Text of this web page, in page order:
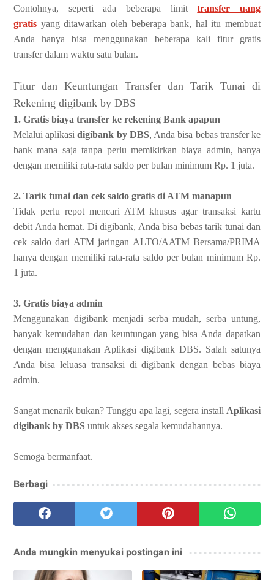
Contohnya, seperti ada beberapa limittransfer uang
gratis yang ditawarkan oleh beberapa bank, hal itu membuat
Anda hanya bisa menggunakan beberapa kali fitur gratis
transfer dalam waktu satu bulan.
Fitur dan Keuntungan Transfer dan Tarik Tunai di
Rekening digibank by DBS
1. Gratis biaya transfer ke rekening Bank apapun
Melalui aplikasidigibank by DBS, Anda bisa bebas transfer ke
bank mana saja tanpa perlu memikirkan biaya admin, hanya
dengan memiliki rata-rata saldo per bulan minimum Rp. 1 juta.
2. Tarik tunai dan cek saldo gratis di ATM manapun
Tidak perlu repot mencari ATM khusus agar transaksi kartu
debit Anda hemat. Di digibank, Anda bisa bebas tarik tunai dan
cek saldo dari ATM jaringan ALTO/AATM Bersama/PRIMA
hanya dengan memiliki rata-rata saldo per bulan minimum Rp.
1 juta.
3. Gratis biaya admin
Menggunakan digibank menjadi serba mudah, serba untung,
banyak kemudahan dan keuntungan yang bisa Anda dapatkan
dengan menggunakan Aplikasi digibank DBS. Salah satunya
Anda bisa leluasa transaksi di digibank dengan bebas biaya
admin.
Sangat menarik bukan? Tunggu apa lagi, segera install Aplikasi
digibank by DBS untuk akses segala kemudahannya.
Semoga bermanfaat.
Berbagi
Anda mungkin menyukai postingan ini